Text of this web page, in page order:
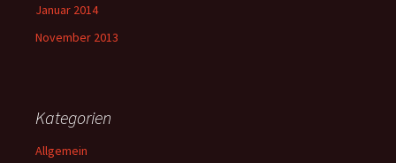
Januar 2014
November 2013
Kategorien
Allgemein